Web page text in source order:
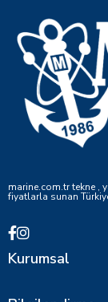
marine.com.tr tekne ,
fiyatlarla sunan
Kurumsal